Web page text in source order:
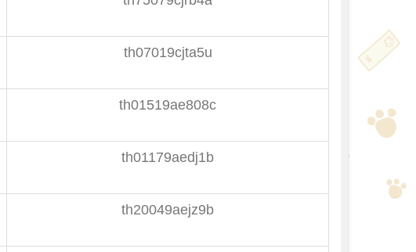
th07019cjta5u
th01519ae808c
th01179aedj1b
th20049aejz9b